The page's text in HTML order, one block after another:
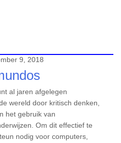
9, 2018
al jaren afgelegen
wereld door kritisch denken,
het gebruik van
Om dit effectief te
nodig voor computers,